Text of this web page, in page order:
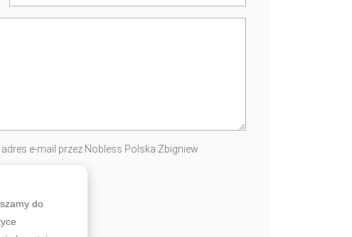
e-mail przez Nobless Polska Zbigniew
do